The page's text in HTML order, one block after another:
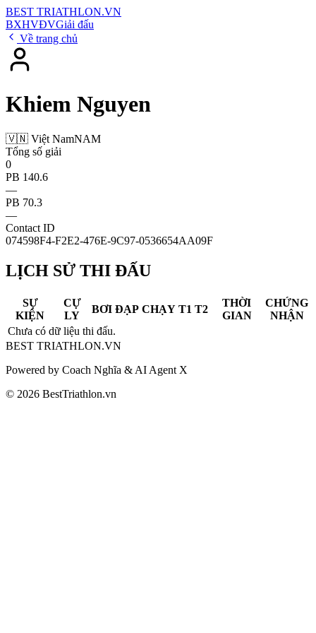
BEST TRIATHLON.VN
BXHVĐVGiải đấu
Về trang chủ
Khiem Nguyen
🇻🇳 Việt NamNAM
Tổng số giải
0
PB 140.6
—
PB 70.3
—
Contact ID
074598F4-F2E2-476E-9C97-0536654AA09F
LỊCH SỬ THI ĐẤU
SỰ
KIỆN
CỰ
LY
BƠI ĐẠP CHẠY T1 T2
THỜI
GIAN
CHỨNG
NHẬN
Chưa có dữ liệu thi đấu.
BEST TRIATHLON.VN
Powered by Coach Nghĩa & AI Agent X
© 2026 BestTriathlon.vn